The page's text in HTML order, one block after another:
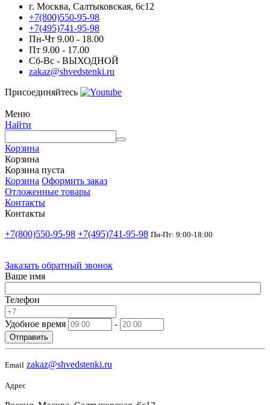
г. Москва, Салтыковская, 6с12
+7(800)550-95-98
+7(495)741-95-98
Пн-Чт 9.00 - 18.00
Пт 9.00 - 17.00
Сб-Вс - ВЫХОДНОЙ
zakaz@shvedstenki.ru
Присоединяйтесь
Меню
Найти
Корзина
Корзина
Корзина пуста
Корзина Оформить заказ
Отложенные товары
Контакты
Контакты
+7(800)550-95-98 +7(495)741-95-98 Пн-Пт: 9:00-18:00
Заказать обратный звонок
Ваше имя
Телефон
Удобное время -
Отправить
Email zakaz@shvedstenki.ru
Адрес